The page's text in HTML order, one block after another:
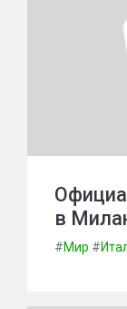
в
#Мир #